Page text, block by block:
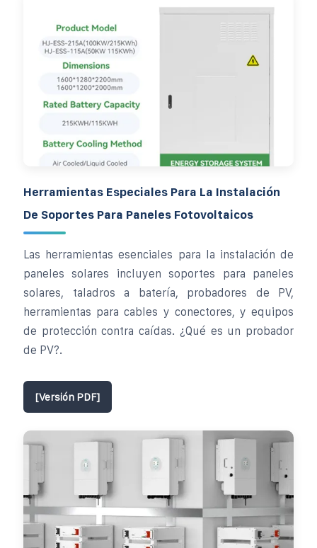
Herramientas Especiales Para La Instalación
De Soportes Para Paneles Fotovoltaicos
Las herramientas esenciales para la instalación de
paneles solares incluyen soportes para paneles
solares, taladros a batería, probadores de PV,
herramientas para cables y conectores, y equipos
de protección contra caídas. ¿Qué es un probador
de PV?.
[Versión PDF]